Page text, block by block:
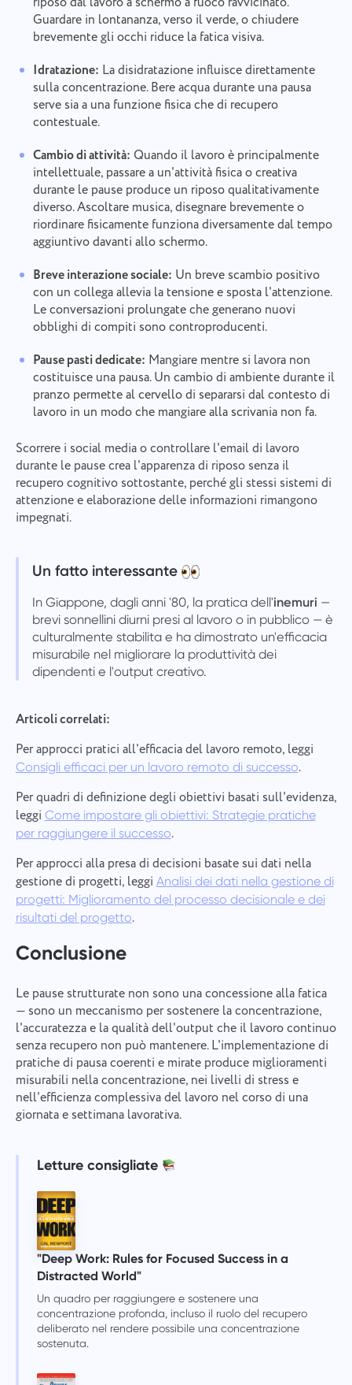
Guardare in lontananza, verso il verde, o chiudere
brevemente gli occhi riduce la fatica visiva.
Idratazione: La disidratazione influisce direttamente
sulla concentrazione. Bere acqua durante una pausa
serve sia a una funzione fisica che di recupero
contestuale.
Cambio di attività: Quando il lavoro è principalmente
intellettuale, passare a un'attività fisica o creativa
durante le pause produce un riposo qualitativamente
diverso. Ascoltare musica, disegnare brevemente o
riordinare fisicamente funziona diversamente dal tempo
aggiuntivo davanti allo schermo.
Breve interazione sociale: Un breve scambio positivo
con un collega allevia la tensione e sposta l'attenzione.
Le conversazioni prolungate che generano nuovi
obblighi di compiti sono controproducenti.
Pause pasti dedicate: Mangiare mentre si lavora non
costituisce una pausa. Un cambio di ambiente durante il
pranzo permette al cervello di separarsi dal contesto di
lavoro in un modo che mangiare alla scrivania non fa.
Scorrere i social media o controllare l'email di lavoro
durante le pause crea l'apparenza di riposo senza il
recupero cognitivo sottostante, perché gli stessi sistemi di
attenzione e elaborazione delle informazioni rimangono
impegnati.
Un fatto interessante
In Giappone, dagli anni '80, la pratica dell'inemuri —
brevi sonnellini diurni presi al lavoro o in pubblico — è
culturalmente stabilita e ha dimostrato un'efficacia
misurabile nel migliorare la produttività dei
dipendenti e l'output creativo.
Articoli correlati:
Per approcci pratici all'efficacia del lavoro remoto, leggi
Consigli efficaci per un lavoro remoto di successo.
Per quadri di definizione degli obiettivi basati sull'evidenza,
leggi Come impostare gli obiettivi: Strategie pratiche
per raggiungere il successo.
Per approcci alla presa di decisioni basate sui dati nella
gestione di progetti, leggi Analisi dei dati nella gestione di
progetti: Miglioramento del processo decisionale e dei
risultati del progetto.
Conclusione
Le pause strutturate non sono una concessione alla fatica
— sono un meccanismo per sostenere la concentrazione,
l'accuratezza e la qualità dell'output che il lavoro continuo
senza recupero non può mantenere. L'implementazione di
pratiche di pausa coerenti e mirate produce miglioramenti
misurabili nella concentrazione, nei livelli di stress e
nell'efficienza complessiva del lavoro nel corso di una
giornata e settimana lavorativa.
Letture consigliate
"Deep Work: Rules for Focused Success in a
Distracted World"
Un quadro per raggiungere e sostenere una
concentrazione profonda, incluso il ruolo del recupero
deliberato nel rendere possibile una concentrazione
sostenuta.
Segnalare un errore di
traduzione
Fornire una descrizione del problema insieme
all'opzione corretta
Connettiti con noi
Nome
Numero di telefono
Email
Il vostro messaggio
Invia
Cliccando sul pulsante "Invia", acconsenti al
trattamento dei tuoi dati personali in conformità con
Segnalazione di un bug
riscontrato, fornendo informazioni specifiche, e di
allegare eventuali file rilevanti. La vostra
partecipazione attiva ci aiuta a migliorare
l'esperienza degli utenti, garantendo un servizio
migliore per tutti.
Sfogliare i fileo trascinare e rilasciare
Your message has been sent
successfully
We will contact you soon
Taskee
Ci familiarizzeremo sicuramente con esso e
cercheremo di implementarlo nel prodotto. Ci
Funzionalità
Carica file
Suggerire
consenso al trattamentodati personali.